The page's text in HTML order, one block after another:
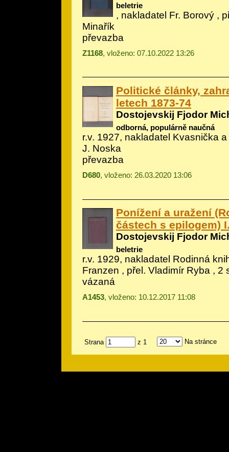
beletrie
, nakladatel Fr. Borový ,
Minařík
převazba
Z1168, vloženo: 07.10.2022 13:26
Politické články,
letech 1873-74
Dostojevskij Fjodor
odborná, populárně naučná
r.v. 1927, nakladatel Kvasnička
J. Noska
převazba
D680, vloženo: 26.03.2020 13:06
Ponížení a uražení
částech s epilogem)
Dostojevskij Fjodor
beletrie
r.v. 1929, nakladatel Rodinná
Franzen , přel. Vladimír Ryba , 2
vázaná
A1453, vloženo: 10.12.2017 11:08
Strana z 1 Na stránce